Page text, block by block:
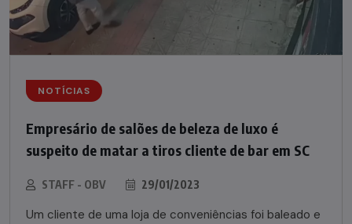
NOTÍCIAS
Empresário de salões de beleza de luxo é
suspeito de matar a tiros cliente de bar em SC
STAFF - OBV 29/01/2023
Um cliente de uma loja de conveniências foi baleado e